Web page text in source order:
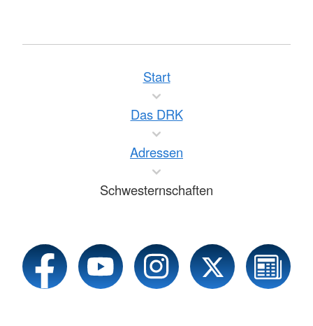
Start
Das DRK
Adressen
Schwesternschaften